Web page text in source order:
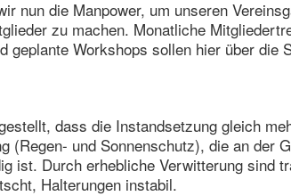
nun die Manpower, um unseren
zu machen. Monatliche
geplante Workshops sollen hier über die
dass die Instandsetzung gleich
(Regen- und Sonnenschutz), die an der
ist. Durch erhebliche Verwitterung sind
Halterungen instabil.